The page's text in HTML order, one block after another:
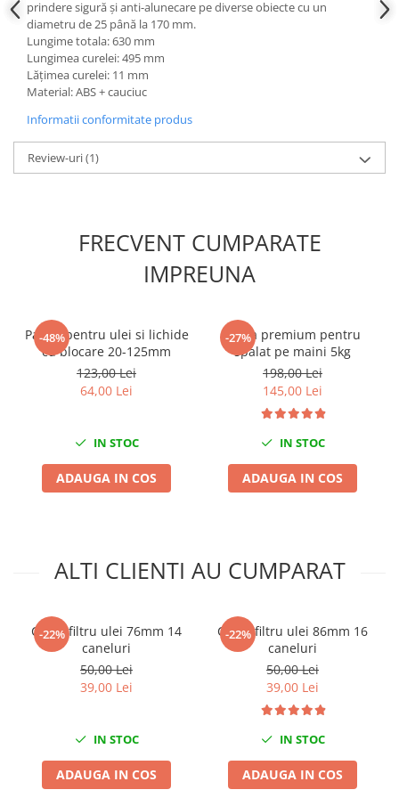
Slefuitoare electrice
Scule fixare distributie
Alfa romeo
Audi
Bmw
Chevrolet
Chrysler
Lancia
Land Rover
Peugeot
Suzuki
Universale
Volkswagen
Scule Pneumatice
Accesorii Pneumatice
prindere sigură și anti-alunecare pe diverse obiecte cu un
diametru de 25 până la 170 mm.
Lungime totala: 630 mm
Lungimea curelei: 495 mm
Lățimea curelei: 11 mm
Material: ABS + cauciuc
Informatii conformitate produs
Review-uri(1)
FRECVENT CUMPARATE
IMPREUNA
-48%
Palnie pentru ulei si lichide
cu blocare 20-125mm
123,00 Lei
64,00 Lei
IN STOC
ADAUGA IN COS
-27%
Pasta premium pentru
spalat pe maini 5kg
198,00 Lei
145,00 Lei
IN STOC
ADAUGA IN COS
ALTI CLIENTI AU CUMPARAT
-22%
Cheie filtru ulei 76mm 14
caneluri
50,00 Lei
39,00 Lei
IN STOC
ADAUGA IN COS
-22%
Cheie filtru ulei 86mm 16
caneluri
50,00 Lei
39,00 Lei
IN STOC
ADAUGA IN COS